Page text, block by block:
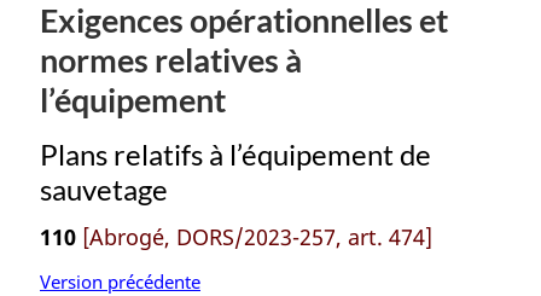
Exigences opérationnelles et
normes relatives à
l’équipement
Plans relatifs à l’équipement de
sauvetage
110 [Abrogé, DORS/2023-257, art. 474]
Version précédente